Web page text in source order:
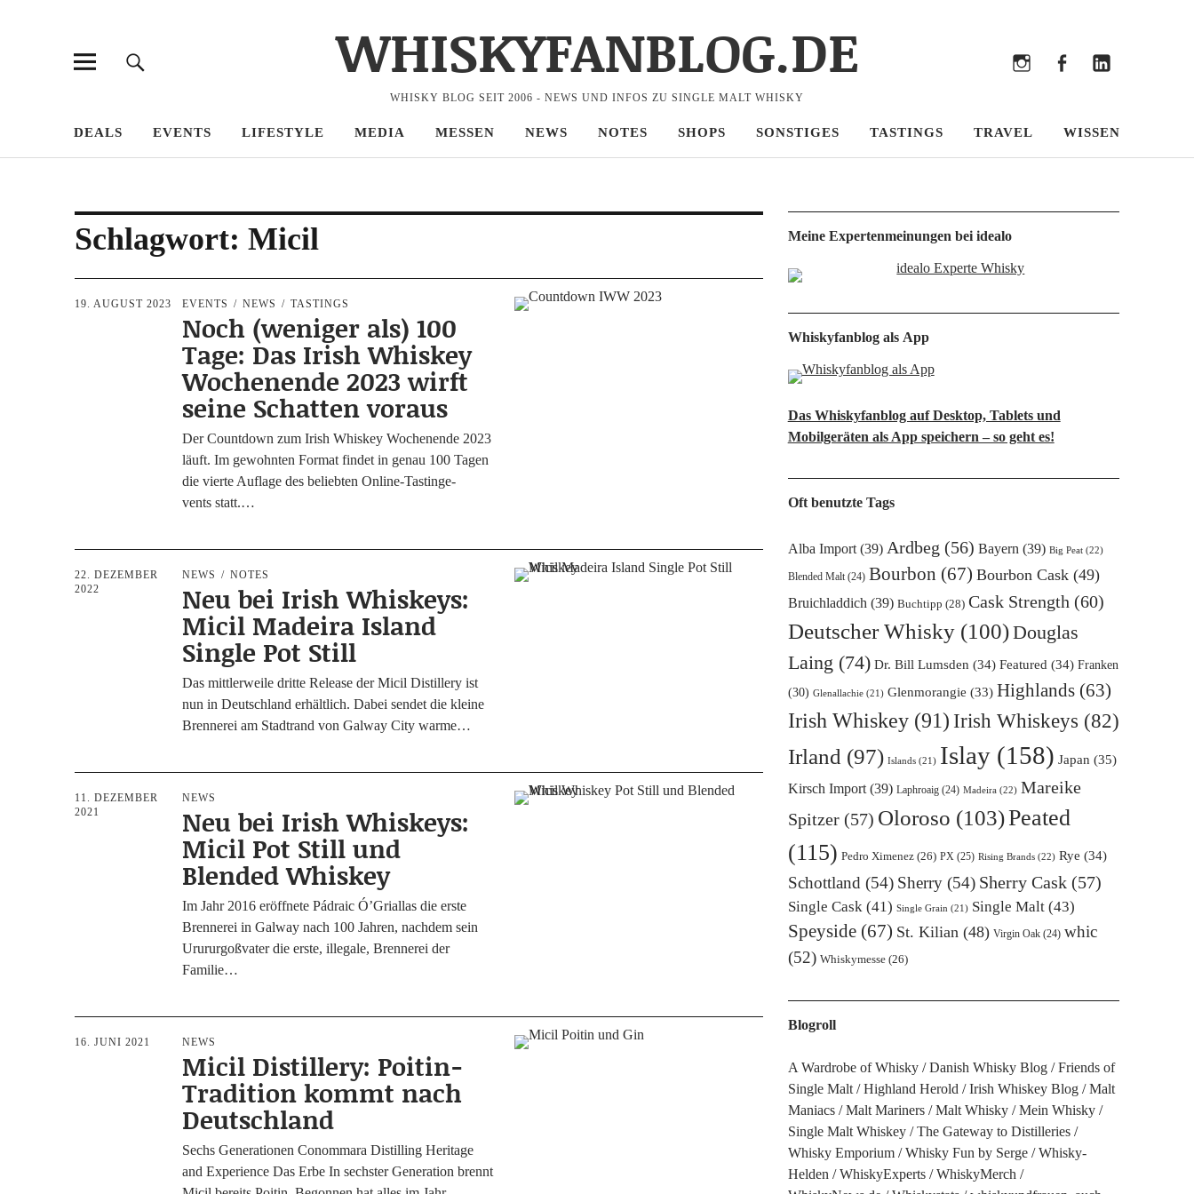
WHISKYFANBLOG.DE
WHISKY BLOG SEIT 2006 - NEWS UND INFOS ZU SINGLE MALT WHISKY
DEALS EVENTS LIFESTYLE MEDIA MESSEN NEWS NOTES SHOPS SONSTIGES TASTINGS TRAVEL WISSEN
Schlagwort: Micil
19. AUGUST 2023 EVENTS NEWS TASTINGS
Noch (weniger als) 100
Tage: Das Irish Whiskey
Wochenende 2023 wirft
seine Schatten voraus
Der Count­down zum Irish Whis­key Wochen­en­de 2023
läuft. Im gewohn­ten For­mat fin­det in genau 100 Tagen
die vier­te Auf­la­ge des belieb­ten Online-Tastin­­ge­­
vents statt.…
22. DEZEMBER
2022
NEWS NOTES
Neu bei Irish Whiskeys:
Micil Madeira Island
Single Pot Still
Das mitt­ler­wei­le drit­te Release der Micil Distil­lery ist
nun in Deutsch­land erhält­lich. Dabei sen­det die klei­ne
Bren­ne­rei am Stadt­rand von Gal­way City warme…
11. DEZEMBER
2021
NEWS
Neu bei Irish Whiskeys:
Micil Pot Still und
Blended Whiskey
Im Jahr 2016 eröff­ne­te Pádraic Ó’Griallas die ers­te
Bren­ne­rei in Gal­way nach 100 Jah­ren, nach­dem sein
Urur­ur­goß­va­ter die ers­te, ille­ga­le, Bren­ne­rei der
Familie…
16. JUNI 2021 NEWS
Micil Distillery: Poitin-
Tradition kommt nach
Deutschland
Sechs Gene­ra­tio­nen Conom­ma­ra Distil­ling Heri­ta­ge
and Expe­ri­ence Das Erbe In sechs­ter Gene­ra­ti­on brennt
Meine Expertenmeinungen bei idealo
Whiskyfanblog als App
Das Whiskyfanblog auf Desktop, Tablets und
Mobilgeräten als App speichern – so geht es!
Oft benutzte Tags
Alba Import(39) Ardbeg (56) Bayern(39) Big Peat(22)
Blended Malt(24) Bourbon (67) Bourbon Cask(49)
Bruichladdich(39) Buchtipp (28) Cask Strength (60)
Deutscher Whisky(100)Douglas
Laing (74) Dr. Bill Lumsden (34) Featured (34) Franken
(30) Glenallachie(21) Glenmorangie (33) Highlands(63)
Irish Whiskey(91) Irish Whiskeys (82)
Irland (97) Islands(21) Islay(158) Japan (35)
Kirsch Import(39) Laphroaig(24) Madeira(22) Mareike
Spitzer(57) Oloroso (103)Peated
(115) Pedro Ximenez(26) PX(25) Rising Brands(22) Rye (34)
Schottland (54) Sherry(54) Sherry Cask(57)
Single Cask(41) Single Grain (21) Single Malt(43)
Speyside(67) St. Kilian(48) Virgin Oak(24) whic
(52) Whiskymesse(26)
Blogroll
A Wardrobe of Whisky Danish Whisky Blog
Friends of
Single Malt
Highland Herold Irish Whiskey Blog
Malt
Maniacs
Malt Mariners Malt Whisky
Mein Whisky
Single Malt Whiskey
The Gateway to Distilleries
Whisky Emporium
Whisky Fun by Serge
Whisky-
Helden
WhiskyExperts
WhiskyMerch